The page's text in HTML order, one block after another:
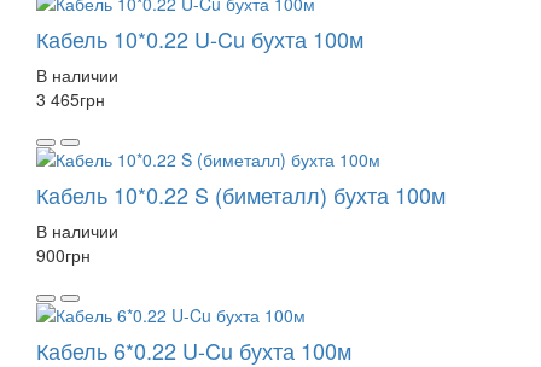
Кабель 10*0.22 U-Cu бухта 100м
В наличии
3 465грн
Кабель 10*0.22 S (биметалл) бухта 100м
В наличии
900грн
Кабель 6*0.22 U-Cu бухта 100м